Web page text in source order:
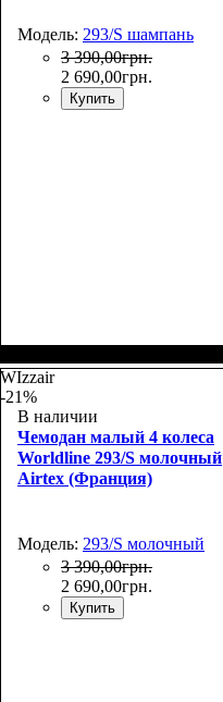
Модель: 293/S шампань
3 390,00грн.
2 690,00грн.
Купить
55x37x23+5
WIzzair
-21%
В наличии
Чемодан малый 4 колеса
Worldline 293/S молочный
Airtex (Франция)
Модель: 293/S молочный
3 390,00грн.
2 690,00грн.
Купить